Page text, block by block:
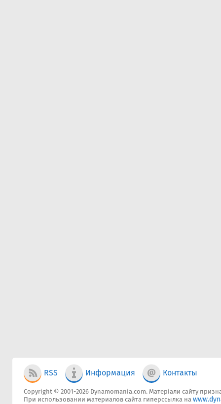
RSS Информация Контакты
Copyright © 2001-2026 Dynamomania.com. Матеріали сайту
При использовании материалов сайта гиперссылка на